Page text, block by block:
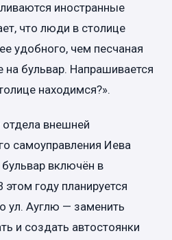
иностранные
что люди в столице
удобного, чем песчаная
на бульвар. Напрашивается
находимся?».
внешней
самоуправления Иева
бульвар включён в
году планируется
ул. Ауглю — заменить
и создать автостоянки